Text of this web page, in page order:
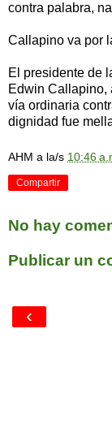
contra palabra,
Callapino va por
El presidente de
Edwin Callapino,
vía ordinaria
dignidad fue
AHM a la/s 10:46
Compartir
No hay
Publicar un
‹